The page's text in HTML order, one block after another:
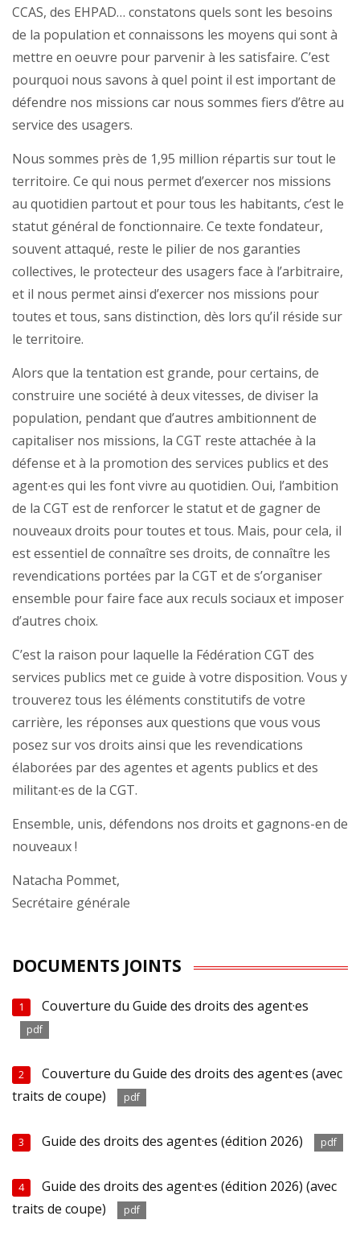
CCAS, des EHPAD… constatons quels sont les besoins
de la population et connaissons les moyens qui sont à
mettre en oeuvre pour parvenir à les satisfaire. C’est
pourquoi nous savons à quel point il est important de
défendre nos missions car nous sommes fiers d’être au
service des usagers.
Nous sommes près de 1,95 million répartis sur tout le
territoire. Ce qui nous permet d’exercer nos missions
au quotidien partout et pour tous les habitants, c’est le
statut général de fonctionnaire. Ce texte fondateur,
souvent attaqué, reste le pilier de nos garanties
collectives, le protecteur des usagers face à l’arbitraire,
et il nous permet ainsi d’exercer nos missions pour
toutes et tous, sans distinction, dès lors qu’il réside sur
le territoire.
Alors que la tentation est grande, pour certains, de
construire une société à deux vitesses, de diviser la
population, pendant que d’autres ambitionnent de
capitaliser nos missions, la CGT reste attachée à la
défense et à la promotion des services publics et des
agent∙es qui les font vivre au quotidien. Oui, l’ambition
de la CGT est de renforcer le statut et de gagner de
nouveaux droits pour toutes et tous. Mais, pour cela, il
est essentiel de connaître ses droits, de connaître les
revendications portées par la CGT et de s’organiser
ensemble pour faire face aux reculs sociaux et imposer
d’autres choix.
C’est la raison pour laquelle la Fédération CGT des
services publics met ce guide à votre disposition. Vous y
trouverez tous les éléments constitutifs de votre
carrière, les réponses aux questions que vous vous
posez sur vos droits ainsi que les revendications
élaborées par des agentes et agents publics et des
militant∙es de la CGT.
Ensemble, unis, défendons nos droits et gagnons-en de
nouveaux !
Natacha Pommet,
Secrétaire générale
DOCUMENTS JOINTS
1 Couverture du Guide des droits des agent·es
pdf
2
Couverture du Guide des droits des agent·es (avec
traits de coupe)
pdf
3 Guide des droits des agent·es (édition 2026) pdf
4
Guide des droits des agent·es (édition 2026) (avec
traits de coupe)
pdf